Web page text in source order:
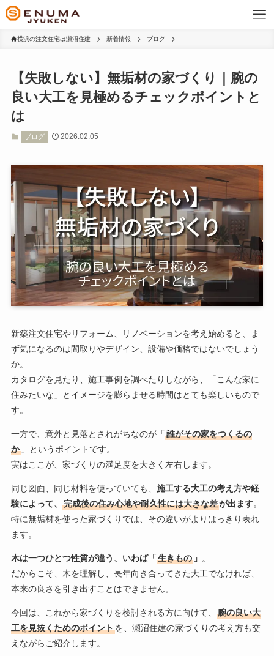
横浜の注文住宅は瀬沼住建 新着情報 ブログ
【失敗しない】無垢材の家づくり｜腕の
良い大工を見極めるチェックポイントと
は
ブログ 2026.02.05
新築注文住宅やリフォーム、リノベーションを考え始めると、ま
ず気になるのは間取りやデザイン、設備や価格ではないでしょう
か。
カタログを見たり、施工事例を調べたりしながら、「こんな家に
住みたいな」とイメージを膨らませる時間はとても楽しいもので
す。
一方で、意外と見落とされがちなのが「誰がその家をつくるの
か」というポイントです。
実はここが、家づくりの満足度を大きく左右します。
同じ図面、同じ材料を使っていても、 施工する大工の考え方や経
験によって、
完成後の住み心地や耐久性には大きな差が出ます。
特に無垢材を使った家づくりでは、その違いがよりはっきり表れ
ます。
木は一つひとつ性質が違う、いわば「生きもの」 。
だからこそ、木を理解し、長年向き合ってきた大工でなければ、
本来の良さを引き出すことはできません。
今回は、これから家づくりを検討される方に向けて、
腕の良い大
工を見抜くためのポイントを、瀬沼住建の家づくりの考え方も交
えながらご紹介します。